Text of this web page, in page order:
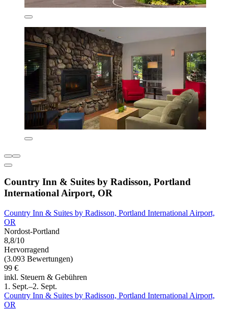
Country Inn & Suites by Radisson, Portland
International Airport, OR
Country Inn & Suites by Radisson, Portland International Airport,
OR
Nordost-Portland
8,8/10
Hervorragend
(3.093 Bewertungen)
99 €
inkl. Steuern & Gebühren
1. Sept.–2. Sept.
Country Inn & Suites by Radisson, Portland International Airport,
OR